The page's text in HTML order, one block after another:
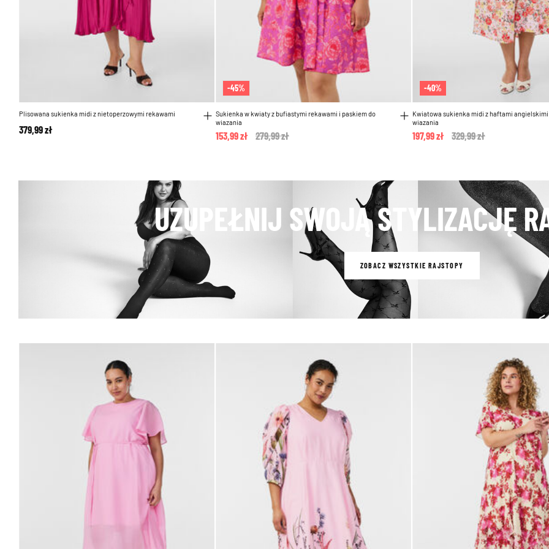
Plisowana sukienka midi z nietoperzowymi rekawami
379,99 zł
-45%
Sukienka w kwiaty z bufiastymi rekawami i paskiem do
wiazania
Price reduced from
279,99 zł
153,99 zł
-40%
Kwiatowa sukienka midi z haftami angielskimi
wiazania
Price reduced from
329,99 zł
197,99 zł
UZUPEŁNIJ SWOJĄ STYLIZACJĘ
ZOBACZ WSZYSTKIE RAJSTOPY